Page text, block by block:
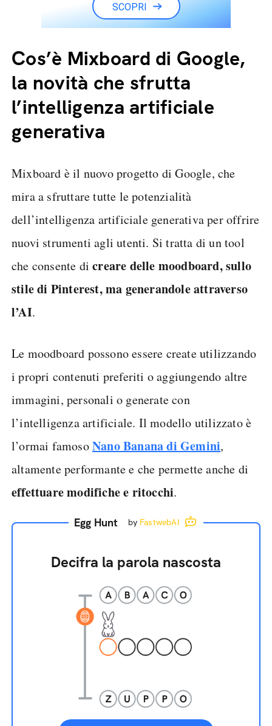
SCOPRI
Cos’è Mixboard di Google,
la novità che sfrutta
l’intelligenza artificiale
generativa
Mixboard è il nuovo progetto di Google, che
mira a sfruttare tutte le potenzialità
dell’intelligenza artificiale generativa per offrire
nuovi strumenti agli utenti. Si tratta di un tool
che consente dicreare delle moodboard, sullo
stile di Pinterest, ma generandole attraverso
l’AI.
Le moodboard possono essere create utilizzando
i propri contenuti preferiti o aggiungendo altre
immagini, personali o generate con
l’intelligenza artificiale. Il modello utilizzato è
l’ormai famosoNano Banana di Gemini,
altamente performante e che permette anche di
effettuare modifiche e ritocchi.
Egg Hunt by FastwebAI
Decifra la parola nascosta